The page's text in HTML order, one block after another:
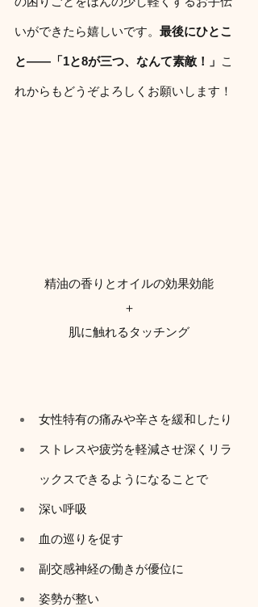
いができたら嬉しいです。 最後にひとこ
と――「1と8が三つ、なんて素敵！」 こ
れからもどうぞよろしくお願いします！
精油の香りとオイルの効果効能
＋
肌に触れるタッチング
女性特有の痛みや辛さを緩和したり
ストレスや疲労を軽減させ深くリラ
ックスできるようになることで
深い呼吸
血の巡りを促す
副交感神経の働きが優位に
姿勢が整い